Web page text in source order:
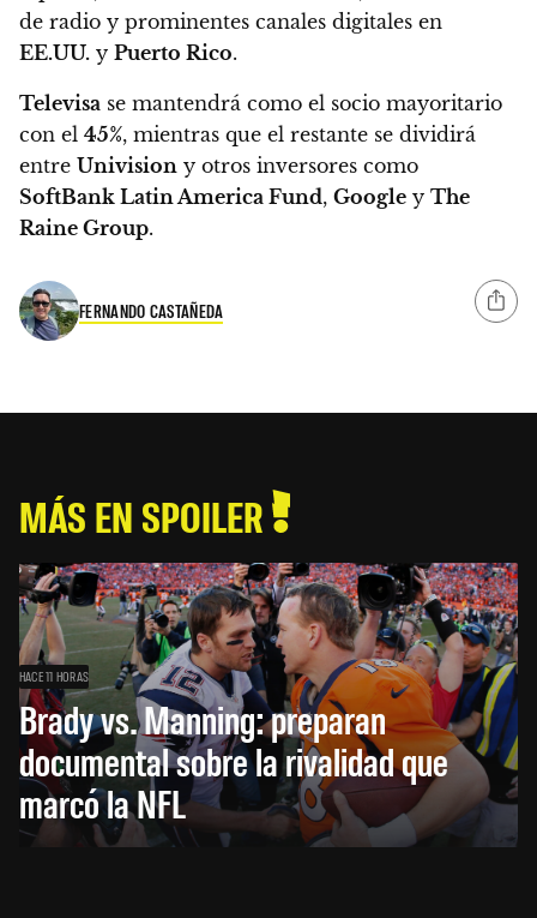
de radio y prominentes canales digitales en
EE.UU. y Puerto Rico.
Televisa se mantendrá como el socio mayoritario
con el 45%, mientras que el restante se dividirá
entre Univision y otros inversores como
SoftBank Latin America Fund, Google y The
Raine Group.
FERNANDO CASTAÑEDA
MÁS EN SPOILER
HACE 11 HORAS
Brady vs. Manning: preparan
documental sobre la rivalidad que
marcó la NFL